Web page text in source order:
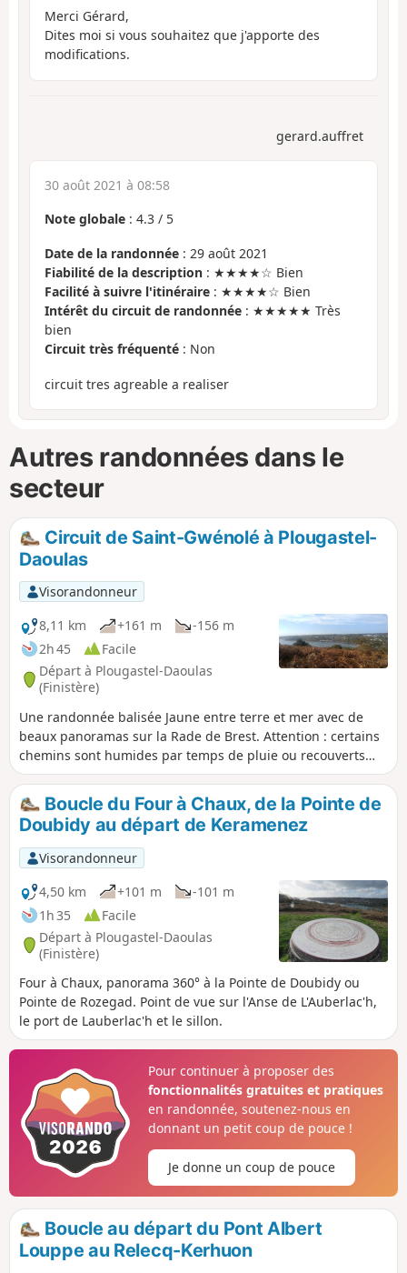
Merci Gérard,
Dites moi si vous souhaitez que j'apporte des
modifications.
gerard.auffret
30 août 2021 à 08:58
Note globale : 4.3 / 5
Date de la randonnée : 29 août 2021
Fiabilité de la description : ★★★★☆ Bien
Facilité à suivre l'itinéraire : ★★★★☆ Bien
Intérêt du circuit de randonnée : ★★★★★ Très
bien
Circuit très fréquenté : Non
circuit tres agreable a realiser
Autres randonnées dans le
secteur
Circuit de Saint-Gwénolé à Plougastel-
Daoulas
Visorandonneur
8,11 km
+161 m
-156 m
2h 45
Facile
Départ à Plougastel-Daoulas
(Finistère)
Une randonnée balisée Jaune entre terre et mer avec de
beaux panoramas sur la Rade de Brest. Attention : certains
chemins sont humides par temps de pluie ou recouverts
par la mer en cas de grandes marées.
Boucle du Four à Chaux, de la Pointe de
Doubidy au départ de Keramenez
Visorandonneur
4,50 km
+101 m
-101 m
1h 35
Facile
Départ à Plougastel-Daoulas
(Finistère)
Four à Chaux, panorama 360° à la Pointe de Doubidy ou
Pointe de Rozegad. Point de vue sur l'Anse de L'Auberlac'h,
le port de Lauberlac'h et le sillon.
Pour continuer à proposer des
fonctionnalités gratuites et pratiques
en randonnée, soutenez-nous en
donnant un petit coup de pouce !
Je donne un coup de pouce
Boucle au départ du Pont Albert
Louppe au Relecq-Kerhuon